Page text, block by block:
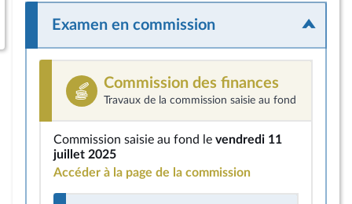
Examen en commission
Commission des finances
Travaux de la commission saisie au fond
Commission saisie au fond le vendredi 11
juillet 2025
Accéder à la page de la commission